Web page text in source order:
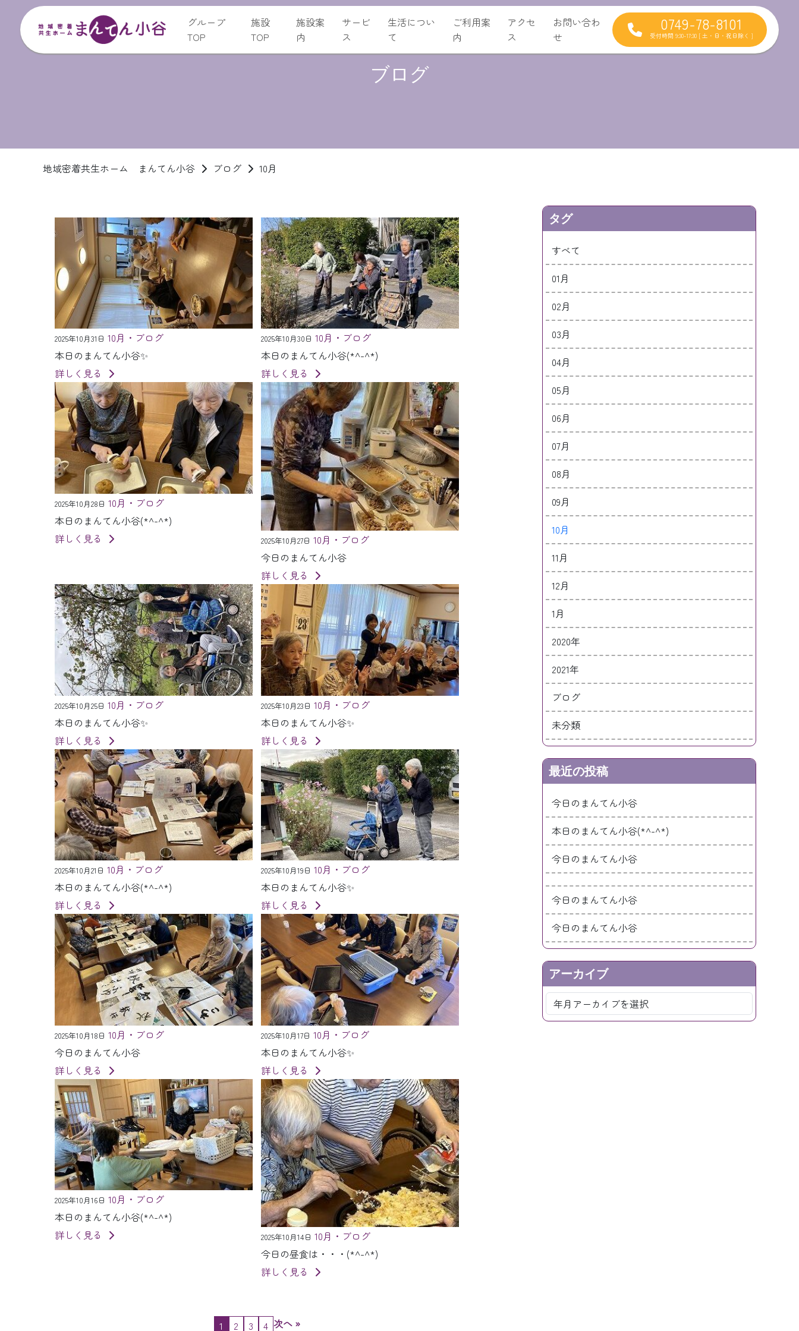
グループ
TOP
施設
TOP
施設案
内
サービ
ス
生活につい
て
ご利用案
内
アクセ
ス
お問い合わ
せ
0749-78-8101
受付時間 9:30-17:30 [ 土・日・祝日除く ]
ブログ
地域密着共生ホーム まんてん小谷 ブログ 10月
2025年10月31日 10月・ブログ
本日のまんてん小谷✨
詳しく見る
2025年10月30日 10月・ブログ
本日のまんてん小谷(*^-^*)
詳しく見る
2025年10月28日 10月・ブログ
本日のまんてん小谷(*^-^*)
詳しく見る
2025年10月27日 10月・ブログ
今日のまんてん小谷
詳しく見る
2025年10月25日 10月・ブログ
本日のまんてん小谷✨
詳しく見る
2025年10月23日 10月・ブログ
本日のまんてん小谷✨
詳しく見る
2025年10月21日 10月・ブログ
本日のまんてん小谷(*^-^*)
詳しく見る
2025年10月19日 10月・ブログ
本日のまんてん小谷✨
詳しく見る
2025年10月18日 10月・ブログ
今日のまんてん小谷
詳しく見る
2025年10月17日 10月・ブログ
本日のまんてん小谷✨
詳しく見る
2025年10月16日 10月・ブログ
本日のまんてん小谷(*^-^*)
詳しく見る
2025年10月14日 10月・ブログ
今日の昼食は・・・(*^-^*)
詳しく見る
1 2 3 4 次へ »
タグ
すべて
01月
02月
03月
04月
05月
06月
07月
08月
09月
10月
11月
12月
1月
2020年
2021年
ブログ
未分類
最近の投稿
今日のまんてん小谷
本日のまんてん小谷(*^-^*)
今日のまんてん小谷
今日のまんてん小谷
今日のまんてん小谷
アーカイブ